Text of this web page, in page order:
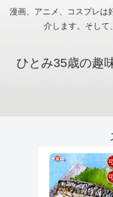
漫画、アニメ、コスプレは
介します。そして
ひとみ35歳の趣